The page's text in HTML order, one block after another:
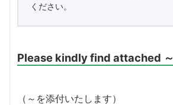
ください。
Please kindly find attached ～
（～を添付いたします）